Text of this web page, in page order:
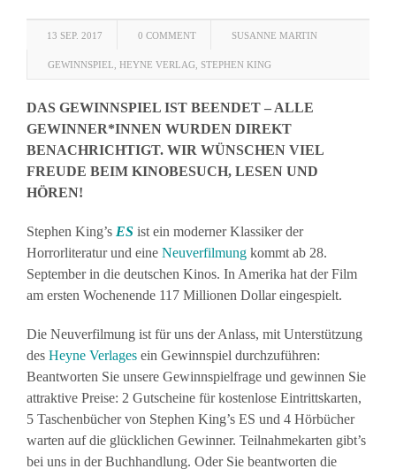
13 SEP. 2017 0 COMMENT SUSANNE MARTIN
GEWINNSPIEL HEYNE VERLAG STEPHEN KING
DAS GEWINNSPIEL IST BEENDET – ALLE
GEWINNER*INNEN WURDEN DIREKT
BENACHRICHTIGT. WIR WÜNSCHEN VIEL
FREUDE BEIM KINOBESUCH, LESEN UND
HÖREN!
Stephen King’s ES ist ein moderner Klassiker der
Horrorliteratur und eine Neuverfilmung kommt ab 28.
September in die deutschen Kinos. In Amerika hat der Film
am ersten Wochenende 117 Millionen Dollar eingespielt.
Die Neuverfilmung ist für uns der Anlass, mit Unterstützung
des Heyne Verlages ein Gewinnspiel durchzuführen:
Beantworten Sie unsere Gewinnspielfrage und gewinnen Sie
attraktive Preise: 2 Gutscheine für kostenlose Eintrittskarten,
5 Taschenbücher von Stephen King’s ES und 4 Hörbücher
warten auf die glücklichen Gewinner. Teilnahmekarten gibt’s
bei uns in der Buchhandlung. Oder Sie beantworten die